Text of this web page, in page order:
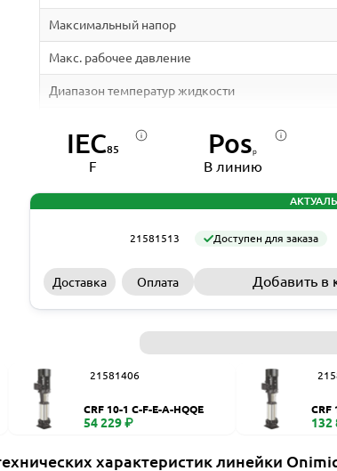
Максимальный напор
Макс. рабочее давление
Диапазон температур жидкости
Макс. температура окр. среды
Материал рабочего колеса
Номинальная мощность - Р2
Частота питающей сети
Номинальный ток
Скорость вращения электродвигателя
IEC85
F
Posₚ
В линию
21581513 Доступен для заказа
Доставка Оплата Добавить в
21581406
CRF 10-1 C-F-E-A-HQQE
54 229 ₽
CRF
132
характеристик линейки